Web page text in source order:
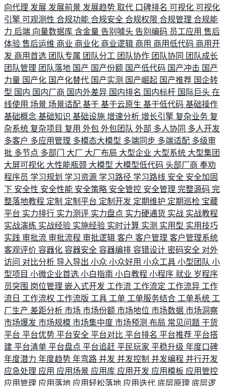
向代理 发展 发展前景 发展趋势 取代 口碑排名 可视化 可视化
引擎 可观测性 合规功能 合规安全 合规权限 合规管理 合规能
力 后端 向量数据库 含金量 告别噱头 告别编码 员工应用 售后
体验 售后运维 商业 商业化 商业逻辑 商用 商用低代码 商用开
发 商用首选 团队专属 团队分工 团队协作 团队协同 团队成长
团队管理 团队落地 国产 国产份额 国产低代码 国产冲击 国产
力量 国产化 国产化替代 国产实测 国产崛起 国产推荐 国企转
型 国内 国内厂商 国内外差异 国内排名 国内标杆 国际巨头 在
线使用 场景 场景适配 基于 基于云原生 基于低代码 基础操作
基础概念 基础知识 基础设施 增速分析 增长引擎 复杂业务 复
杂系统 复杂项目 复用 外包 外包团队 外部 多人协同 多人开发
多客户 多应用管理 多模态大模型 多端同步 多端适配 多级审
批 多节点 多部门 大厂 大厂布局 大型企业 大型系统 大型集团
大屏可视化 大性能瓶颈 大模型 大模型低代码 头部厂商 奉劝
程序员 学习规划 学习资源 学习路径 学习路线 安全 安全加固
下 安全性 安全性能 安全策略 安全管控 安全管理 完整源码 完
整落地教程 定制 定制平台 定制开发 定期维护 定期巡检 宝藏
平台 实力排行 实力测评 实力盘点 实力硬通货 实战 实战教程
实战演练 实战经验 实施经验 实时计算 实测 实用型 实用技巧
实践 审批流 审批流程 审批逻辑 客户 客户管理 客户管理系统
客观评价 容器化 容器安全 容器编排 容错设计 密码安全 对外
访问 对比分析 导入导出 小众 小众好用 小众工具 小型团队 小
型项目 小微企业首选 小白指南 小白教程 小程序 就业 岁程序
员突围 岗位管理 嵌入式开发 工作流 工作流定 工作流异 工作
流日 工作流权 工作流版 工具 工单 工单服务结合 工单系统 工
厂生产 差距分析 市场 市场份额 市场地位 市场数据 市场洞察
市场爆发 市场规模 市场集中度 市场预测 布局 常见问题 干货
平台 平台优势 平台安全 平台对比 平台排名 平台推荐 平台搭
建 平台清单 平台盘点 平台追赶 平民玩家 平稳升级 年度口碑
年度潜力 年度趋势 年弯路 并发 并发控制 并发编程 并行开发
应急处理 应用 应用场景 应用库 应用开发 应用模板 应用管控
应用管理 应用落地 应用轻松落地 应用迭代 底层原理 底层逻